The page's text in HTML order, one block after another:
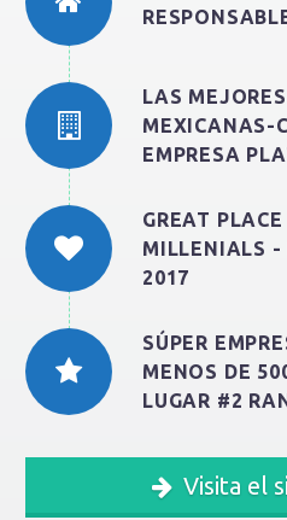
LAS
MEXICANAS-
EMPRESA
GREAT
MILLENIALS -
2017
SÚPER
MENOS DE
LUGAR #2
Visita el